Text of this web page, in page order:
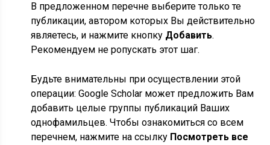
В предложенном перечне выберите только те
публикации, автором которых Вы действительно
являетесь, и нажмите кнопку Добавить.
Рекомендуем не ропускать этот шаг.
Будьте внимательны при осуществлении этой
операции: Google Scholar может предложить Вам
добавить целые группы публикаций Ваших
однофамильцев. Чтобы ознакомиться со всем
перечнем, нажмите на ссылку Посмотреть все